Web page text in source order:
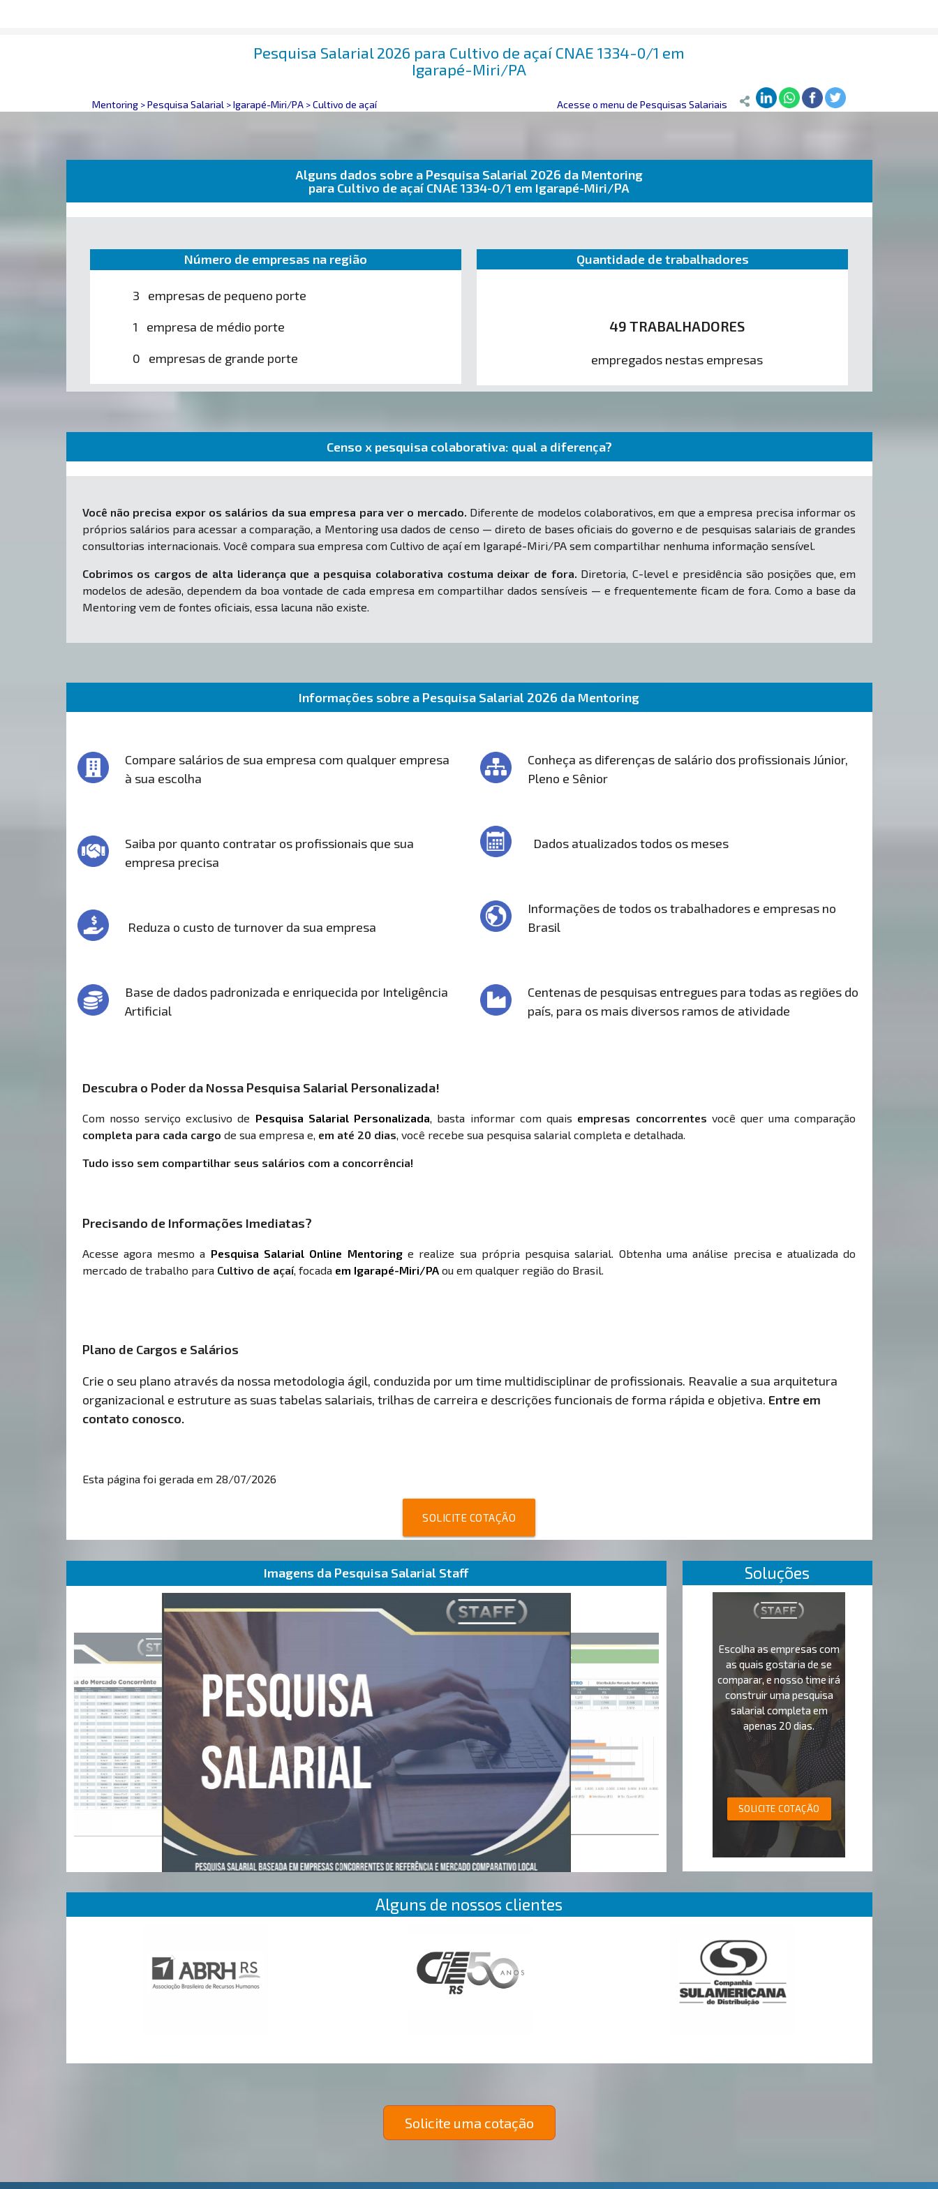
Pesquisa Salarial 2026 para Cultivo de açaí CNAE 1334-0/1 em
Igarapé-Miri/PA
Mentoring >Pesquisa Salarial >Igarapé-Miri/PA >Cultivo de açaí Acesse o menu de Pesquisas Salariais
Alguns dados sobre a Pesquisa Salarial 2026 da Mentoring
para Cultivo de açaí CNAE 1334-0/1 em Igarapé-Miri/PA
Número de empresas na região
3 empresas de pequeno porte
1 empresa de médio porte
0 empresas de grande porte
Quantidade de trabalhadores
49 TRABALHADORES
empregados nestas empresas
Censo x pesquisa colaborativa: qual a diferença?
Você não precisa expor os salários da sua empresa para ver o mercado. Diferente de modelos colaborativos, em que a empresa precisa informar os
próprios salários para acessar a comparação, a Mentoring usa dados de censo — direto de bases oficiais do governo e de pesquisas salariais de grandes
consultorias internacionais. Você compara sua empresa com Cultivo de açaí em Igarapé-Miri/PA sem compartilhar nenhuma informação sensível.
Cobrimos os cargos de alta liderança que a pesquisa colaborativa costuma deixar de fora. Diretoria, C-level e presidência são posições que, em
modelos de adesão, dependem da boa vontade de cada empresa em compartilhar dados sensíveis — e frequentemente ficam de fora. Como a base da
Mentoring vem de fontes oficiais, essa lacuna não existe.
Informações sobre a Pesquisa Salarial 2026 da Mentoring
Compare salários de sua empresa com qualquer empresa
à sua escolha
Saiba por quanto contratar os profissionais que sua
empresa precisa
Reduza o custo de turnover da sua empresa
Base de dados padronizada e enriquecida por Inteligência
Artificial
Conheça as diferenças de salário dos profissionais Júnior,
Pleno e Sênior
Dados atualizados todos os meses
Informações de todos os trabalhadores e empresas no
Brasil
Centenas de pesquisas entregues para todas as regiões do
país, para os mais diversos ramos de atividade
Descubra o Poder da Nossa Pesquisa Salarial Personalizada!
Com nosso serviço exclusivo de Pesquisa Salarial Personalizada , basta informar com quais empresas concorrentes você quer uma comparação
completa para cada cargo de sua empresa e, em até 20 dias , você recebe sua pesquisa salarial completa e detalhada.
Tudo isso sem compartilhar seus salários com a concorrência!
Precisando de Informações Imediatas?
Acesse agora mesmo a Pesquisa Salarial Online Mentoringe realize sua própria pesquisa salarial. Obtenha uma análise precisa e atualizada do
mercado de trabalho para Cultivo de açaí, focada em Igarapé-Miri/PAou em qualquer região do Brasil.
Plano de Cargos e Salários
Crie o seu plano através da nossa metodologia ágil, conduzida por um time multidisciplinar de profissionais. Reavalie a sua arquitetura
organizacional e estruture as suas tabelas salariais, trilhas de carreira e descrições funcionais de forma rápida e objetiva. Entre em
contato conosco.
Esta página foi gerada em 28/07/2026
SOLICITE COTAÇÃO
Imagens da Pesquisa Salarial Staff Soluções
Escolha as empresas com
as quais gostaria de se
comparar, e nosso time irá
construir uma pesquisa
salarial completa em
apenas 20 dias.
SOLICITE COTAÇÃO
Alguns de nossos clientes
Solicite uma cotação